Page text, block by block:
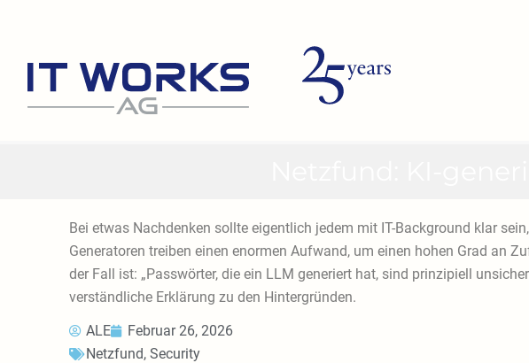
Bei etwas Nachdenken sollte eigentlich jedem mit IT-Background klar
Generatoren treiben einen enormen Aufwand, um einen hohen Grad an
der Fall ist: „Passwörter, die ein LLM generiert hat, sind prinzipiell
verständliche Erklärung zu den Hintergründen.
ALE
Februar 26, 2026
Netzfund,Security